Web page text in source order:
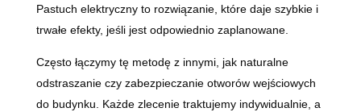
Pastuch elektryczny to rozwiązanie, które daje szybkie i
trwałe efekty, jeśli jest odpowiednio zaplanowane.
Często łączymy tę metodę z innymi, jak naturalne
odstraszanie czy zabezpieczanie otworów wejściowych
do budynku. Każde zlecenie traktujemy indywidualnie, a